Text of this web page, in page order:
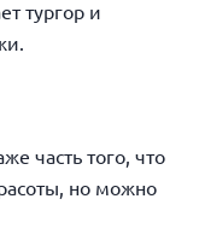
тургор и
часть того, что
но можно